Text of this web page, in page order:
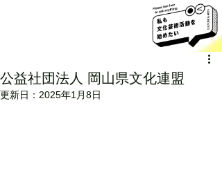
公益社団法人 岡山県文化連盟
更新日： 2025年1月8日